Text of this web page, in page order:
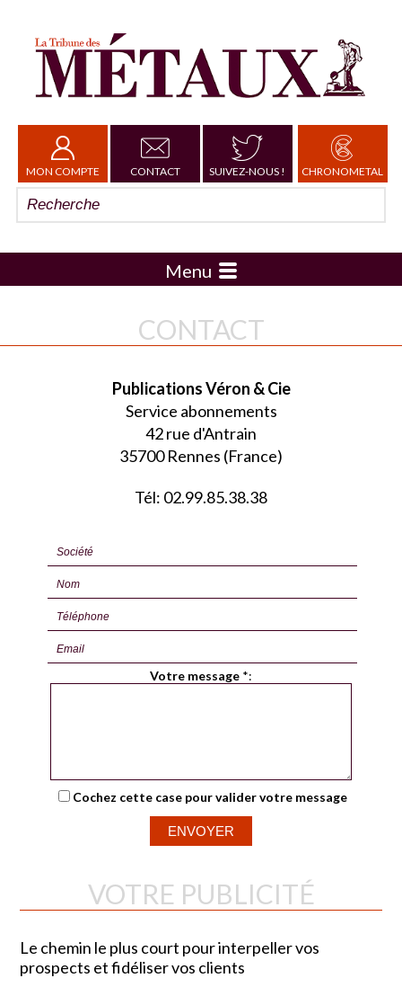
MON COMPTE CONTACT SUIVEZ-NOUS ! CHRONOMETAL
Menu
CONTACT
Publications Véron & Cie
Service abonnements
42 rue d'Antrain
35700 Rennes (France)
Tél: 02.99.85.38.38
Votre message *:
Cochez cette case pour valider votre message
VOTRE PUBLICITÉ
Le chemin le plus court pour interpeller vos
prospects et fidéliser vos clients